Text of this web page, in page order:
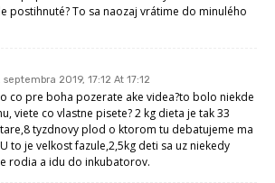
postihnuté? To sa naozaj vrátime do minulého
septembra 2019, 17:12 At 17:12
co pre boha pozerate ake videa?to bolo niekde
viete co vlastne pisete? 2 kg dieta je tak 33
tyzdnovy plod o ktorom tu debatujeme ma
to je velkost fazule,2,5kg deti sa uz niekedy
rodia a idu do inkubatorov.